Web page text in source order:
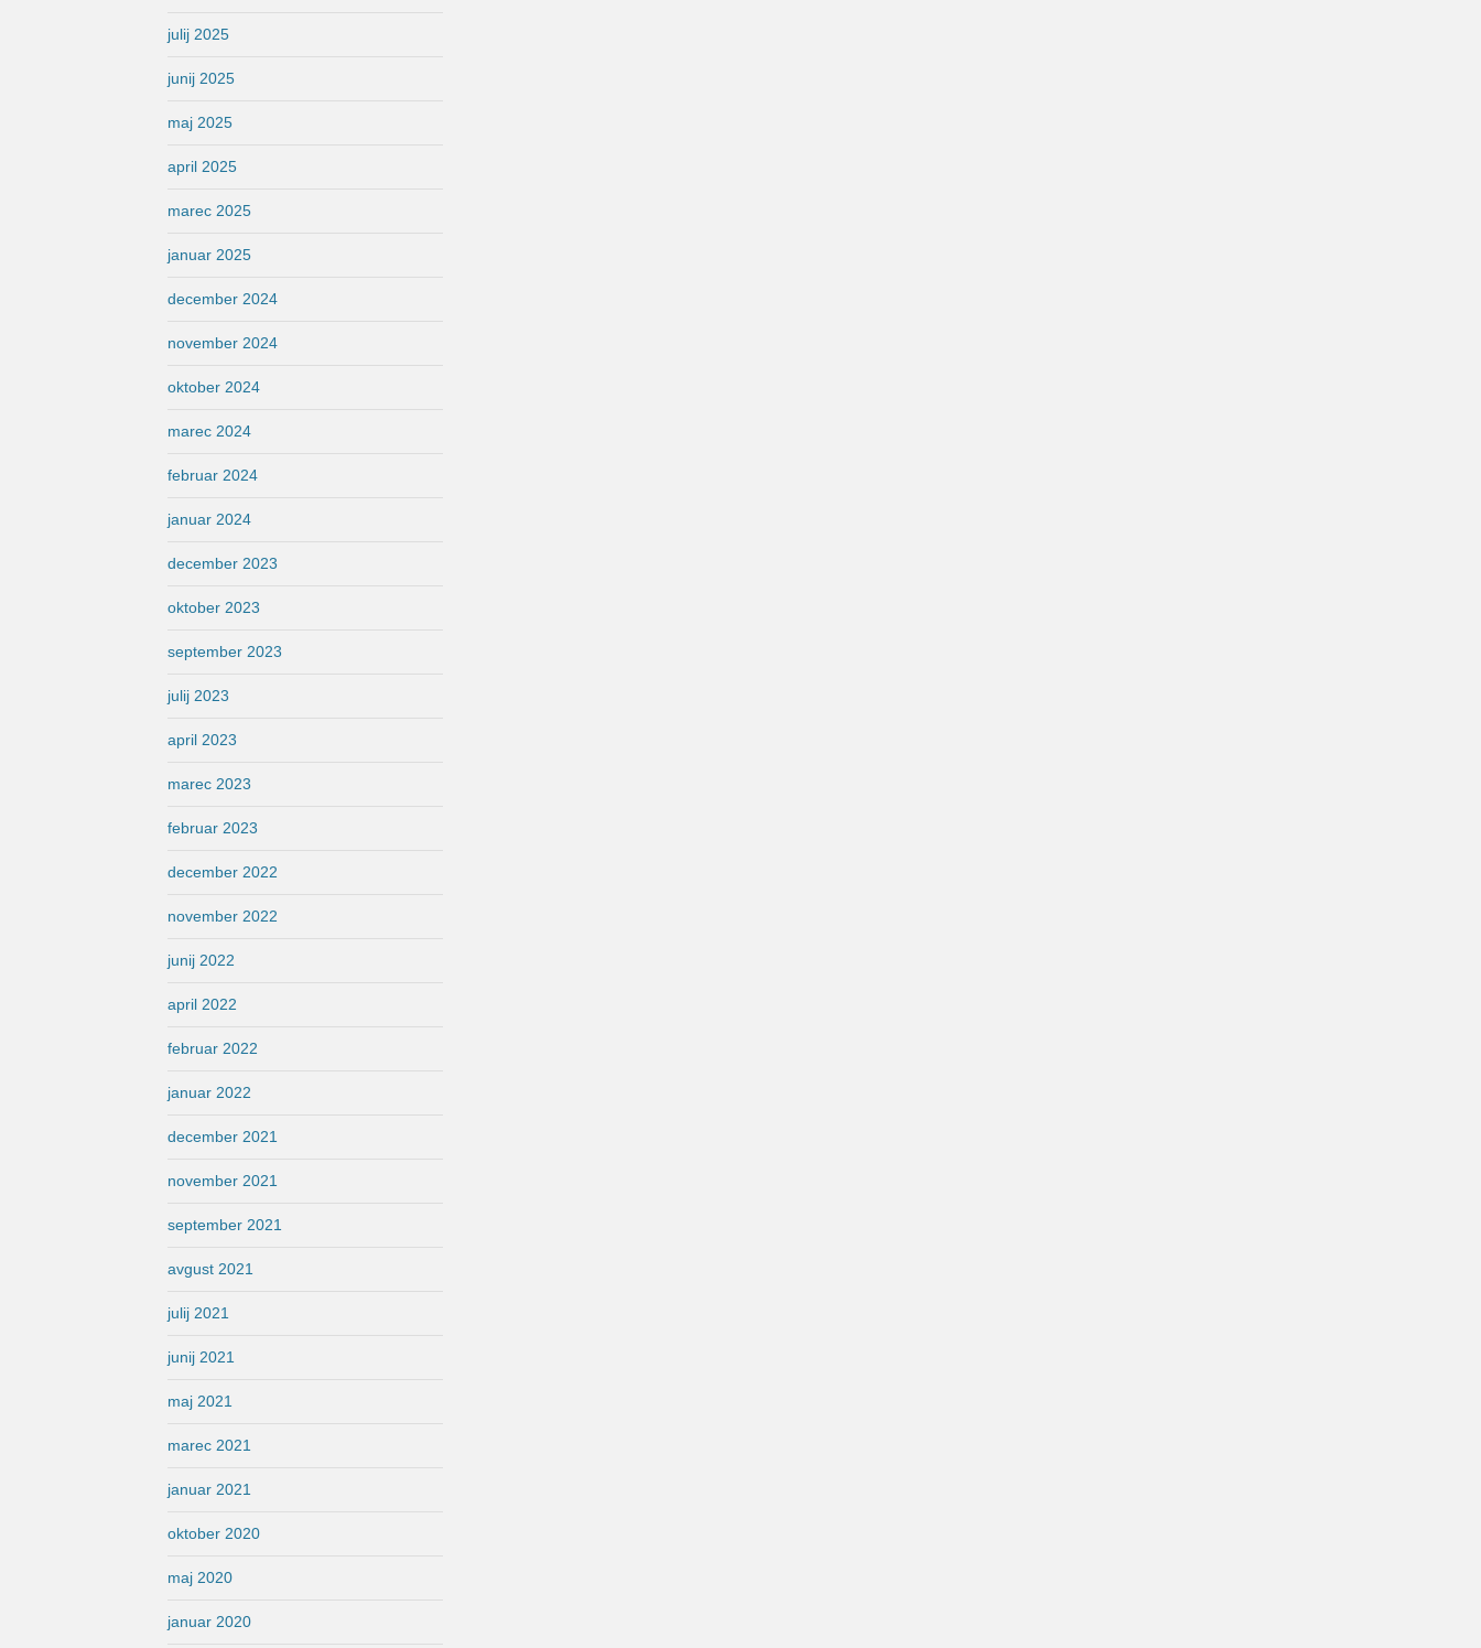
julij 2025
junij 2025
maj 2025
april 2025
marec 2025
januar 2025
december 2024
november 2024
oktober 2024
marec 2024
februar 2024
januar 2024
december 2023
oktober 2023
september 2023
julij 2023
april 2023
marec 2023
februar 2023
december 2022
november 2022
junij 2022
april 2022
februar 2022
januar 2022
december 2021
november 2021
september 2021
avgust 2021
julij 2021
junij 2021
maj 2021
marec 2021
januar 2021
oktober 2020
maj 2020
januar 2020